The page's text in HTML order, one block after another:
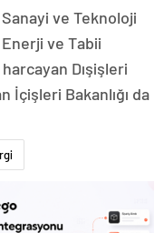
ve Teknoloji
ve Tabii
Dışişleri
İçişleri Bakanlığı da